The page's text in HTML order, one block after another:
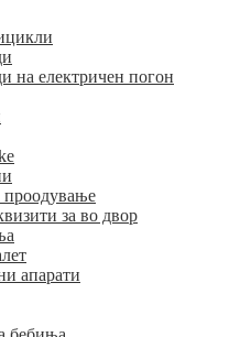
на електричен погон
проодување
за во двор
апарати